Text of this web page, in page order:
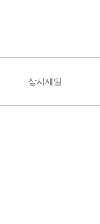
상시세일